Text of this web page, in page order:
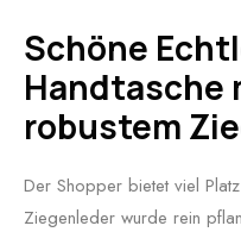
Schöne Echtleder
Handtasche
robustem
Der Shopper bietet viel
Ziegenleder wurde rein